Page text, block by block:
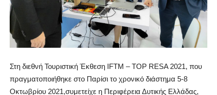
Στη διεθνή Τουριστική Έκθεση IFTM – TOP RESA 2021, που
πραγματοποιήθηκε στο Παρίσι το χρονικό διάστημα 5-8
Οκτωβρίου 2021,συμετείχε η Περιφέρεια Δυτικής Ελλάδας,